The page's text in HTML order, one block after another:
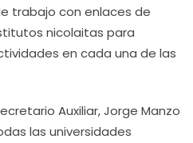
trabajo con enlaces de
nicolaitas para
en cada una de las
Auxiliar, Jorge Manzo
las universidades